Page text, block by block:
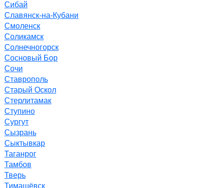
Сибай
Славянск-на-Кубани
Смоленск
Соликамск
Солнечногорск
Сосновый Бор
Сочи
Ставрополь
Старый Оскол
Стерлитамак
Ступино
Сургут
Сызрань
Сыктывкар
Таганрог
Тамбов
Тверь
Тимашёвск